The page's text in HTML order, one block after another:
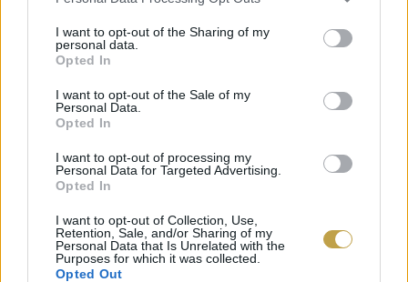
not limited to your visit or usage behaviour. You may click to
grant or deny consent to Google and its third-party tags to
use your data for below specified purposes in below Google
consent section.
I want to opt-out of the Sharing of my
personal data.
Opted In
I want to opt-out of the Sale of my
Personal Data.
Opted In
I want to opt-out of processing my
Personal Data for Targeted Advertising.
Opted In
I want to opt-out of Collection, Use,
Retention, Sale, and/or Sharing of my
Personal Data that Is Unrelated with the
Purposes for which it was collected.
Opted Out
2. KECSKEMÉTI
SÖRMANUFAKTÚRA
APRICOT&PEACH GOSE – 17,3/20
PONT (KIVÁLÓ)